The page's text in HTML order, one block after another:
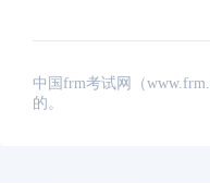
中国frm考试网（
的。